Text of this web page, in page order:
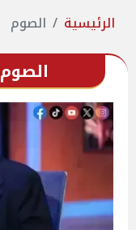
الرئيسية الصوم
الصوم